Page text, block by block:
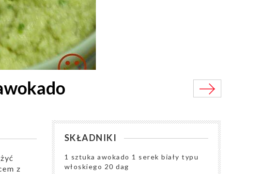
z
SKŁADNIKI
1 sztuka awokado 1 serek biały typu
włoskiego 20 dag